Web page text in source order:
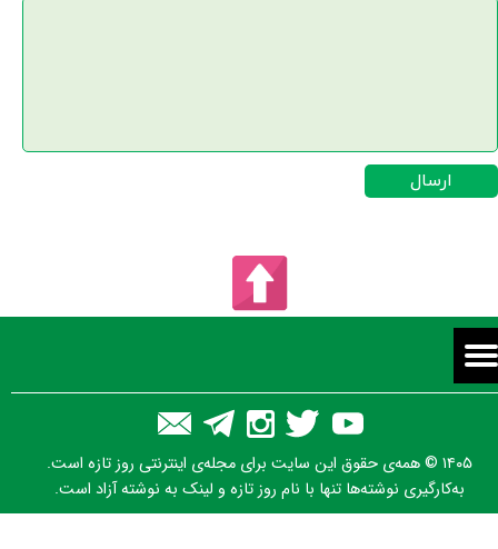
ارسال
۱۴۰۵ © همه‌ی حقوق این سایت برای مجله‌ی اینترنتی روز تازه است.
به‌کارگیری نوشته‌ها تنها با نام روز تازه و لینک به نوشته آزاد است.